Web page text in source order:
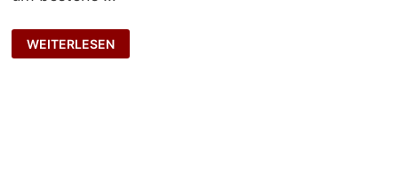
RAUS
AUS
DEM
WEITERLESEN